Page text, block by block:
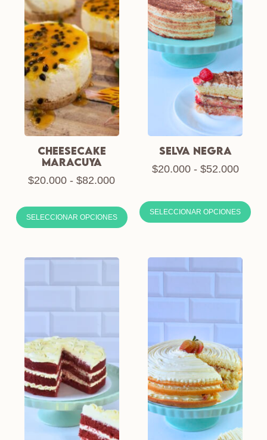
CHEESECAKE
MARACUYA
$20.000 - $82.000
SELECCIONAR OPCIONES
SELVA NEGRA
$20.000 - $52.000
SELECCIONAR OPCIONES